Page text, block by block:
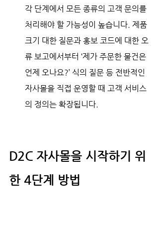
각 단계에서 모든 종류의 고객 문의를
처리해야 할 가능성이 높습니다. 제품
크기 대한 질문과 홍보 코드에 대한 오
류 보고에서부터 ‘제가 주문한 물건은
언제 오나요?’ 식의 질문 등 전반적인
자사몰을 직접 운영할 때 고객 서비스
의 정의는 확장됩니다.
D2C 자사몰을 시작하기 위
한 4단계 방법